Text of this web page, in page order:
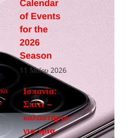
Calendar
of Events
for the
2026
Season
11 Μαΐου 2026
Ισπανία:
Σπίτι –
κολαστήριο
για τρία